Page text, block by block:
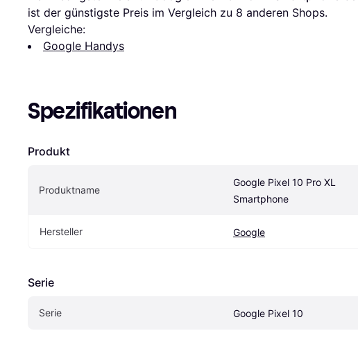
ist der günstigste Preis im Vergleich zu 8 anderen Shops.
Vergleiche:
Google Handys
Spezifikationen
Produkt
Produktname
Google Pixel 10 Pro XL
Smartphone
Hersteller Google
Serie
Serie Google Pixel 10